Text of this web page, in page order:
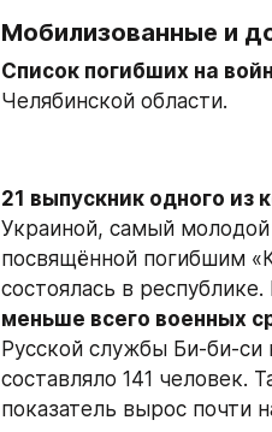
Мобилизованные и
Список погибших на
Челябинской области.
21 выпускник одного из
Украиной, самый молодой
посвящённой погибшим
состоялась в
меньше всего военных
Русской службы Би-би-си
составляло 141 человек.
показатель вырос почти